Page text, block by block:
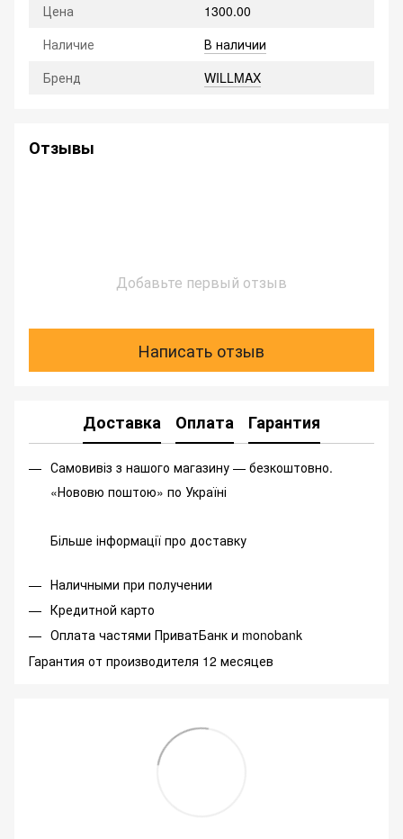
Цена
1300.00
Наличие
В наличии
Бренд
WILLMAX
Отзывы
Добавьте первый отзыв
Написать отзыв
Доставка Оплата Гарантия
Самовивіз з нашого магазину — безкоштовно.
«Нововю поштою» по Україні
Більше інформації про доставку
Наличными при получении
Кредитной карто
Оплата частями ПриватБанк и monobank
Гарантия от производителя 12 месяцев